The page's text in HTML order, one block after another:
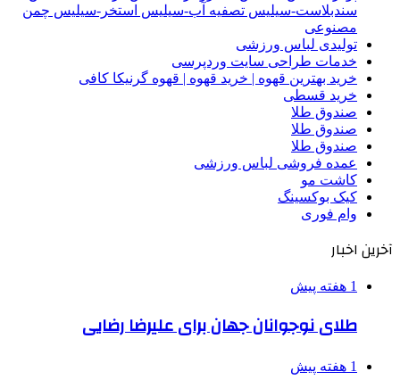
سندبلاست-سیلیس تصفیه آب-سیلیس استخر-سیلیس چمن
مصنوعی
تولیدی لباس ورزشی
خدمات طراحی سایت وردپرسی
خرید بهترین قهوه | خرید قهوه | قهوه گرنیکا کافی
خرید قسطی
صندوق طلا
صندوق طلا
صندوق طلا
عمده فروشی لباس ورزشی
کاشت مو
کیک بوکسینگ
وام فوری
آخرین اخبار
1 هفته پیش
طلای نوجوانان جهان برای علیرضا رضایی
1 هفته پیش